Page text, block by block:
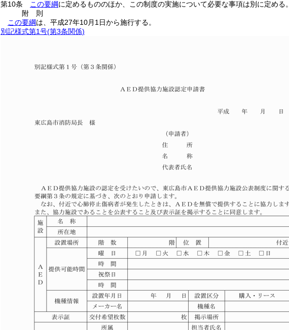
第10条
この要綱に定めるもののほか、この制度の実施について必要な事項は別に定める。
附 則
この要綱は、平成27年10月1日から施行する。
別記様式第1号(第3条関係)